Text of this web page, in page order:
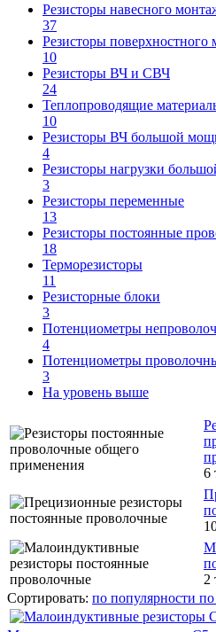
Резисторы навесного
37
Резисторы поверхностного
10
Резисторы ВЧ и СВЧ
24
Теплопроводящие
10
Резисторы ВЧ большой
4
Резисторы нагрузки
3
Резисторы переменные
13
Резисторы постоянные
18
Терморезисторы
11
Резисторные блоки
3
Потенциометры
4
Потенциометры
3
На уровень выше
6
2
Сортировать: по популярности